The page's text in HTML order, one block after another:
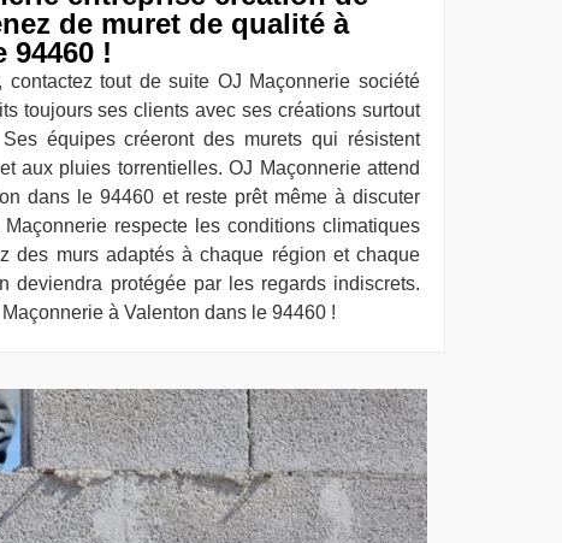
de muret de qualité à
94460 !
contactez tout de suite OJ Maçonnerie société
toujours ses clients avec ses créations surtout
équipes créeront des murets qui résistent
aux pluies torrentielles. OJ Maçonnerie attend
dans le 94460 et reste prêt même à discuter
respecte les conditions climatiques
des murs adaptés à chaque région et chaque
deviendra protégée par les regards indiscrets.
à Valenton dans le 94460 !